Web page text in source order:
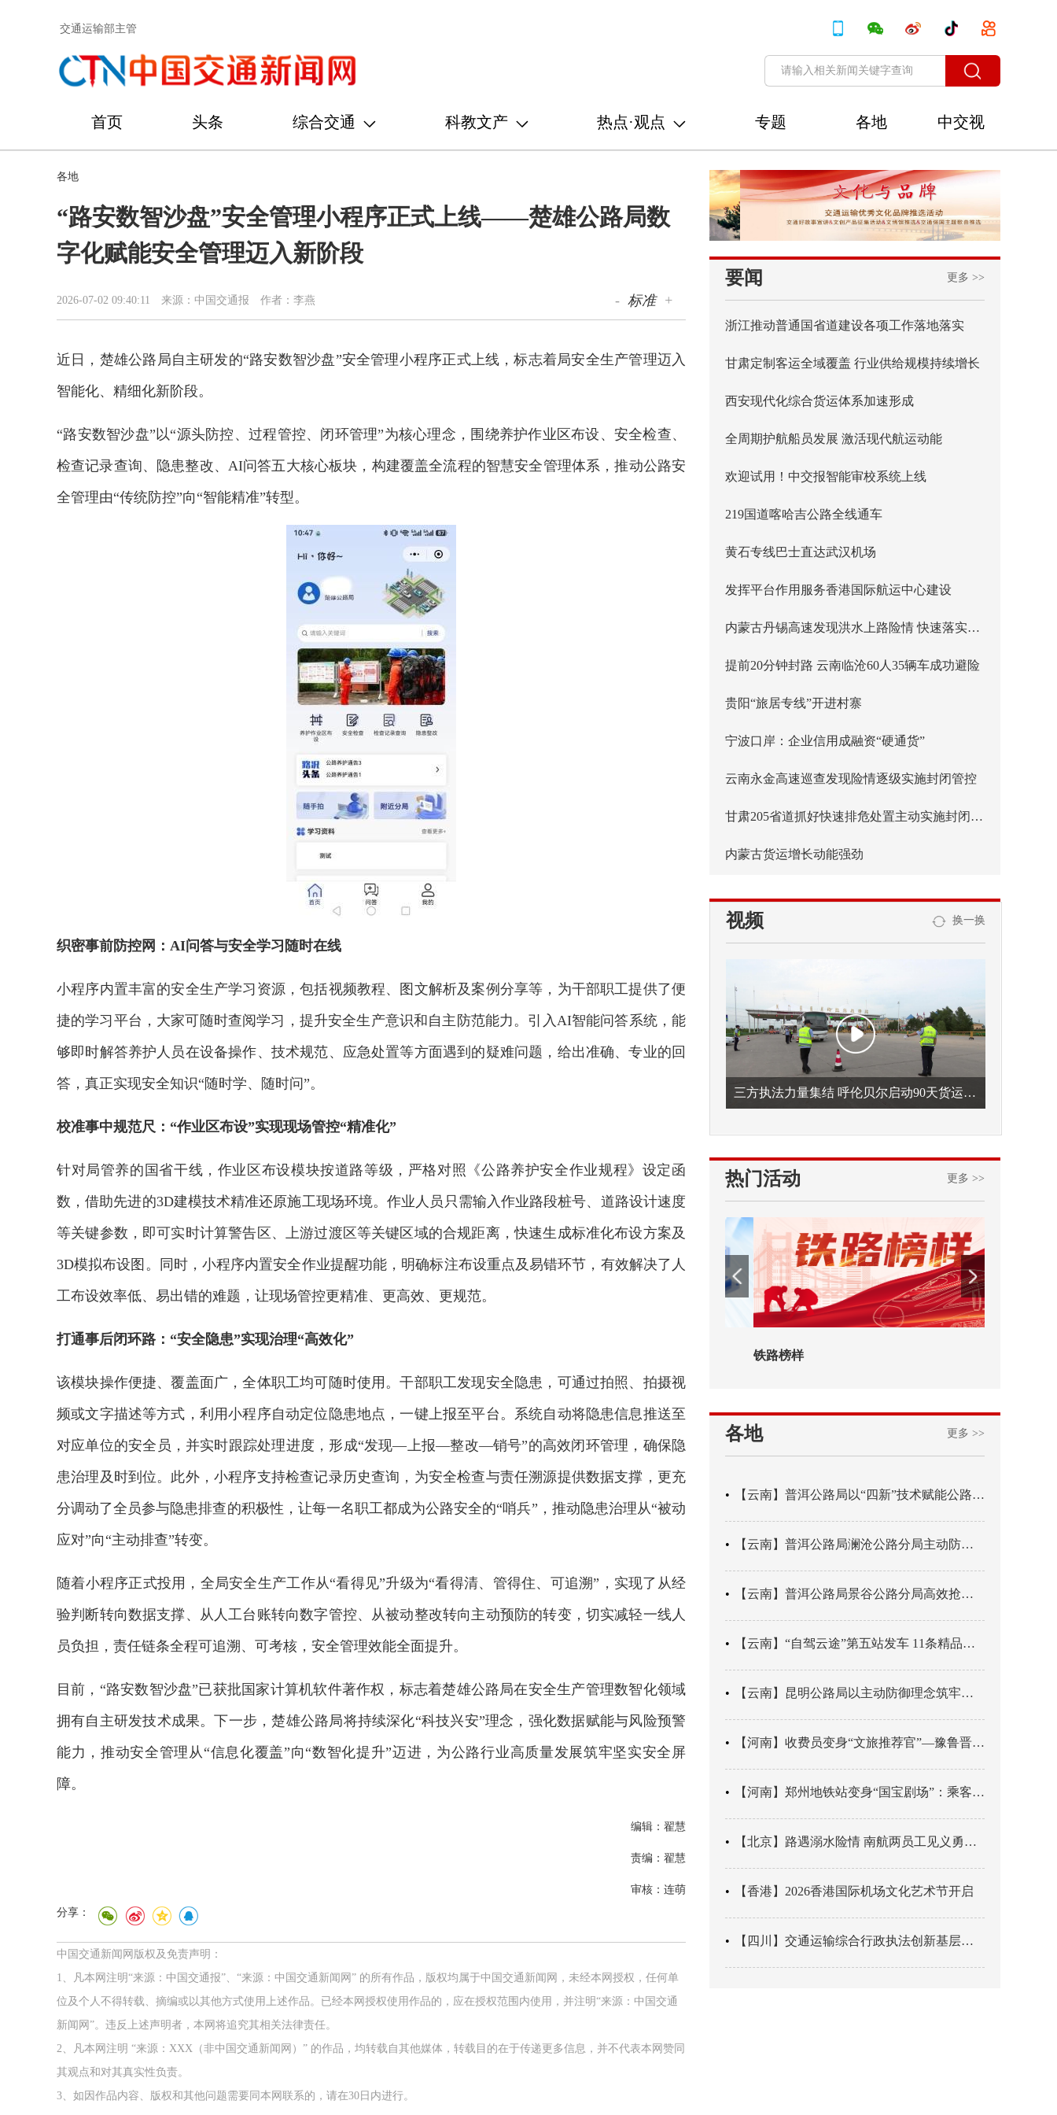
交通运输部主管
首页 头条 综合交通 科教文产 热点·观点 专题 各地
中交视
讯
各地
“路安数智沙盘”安全管理小程序正式上线——楚雄公路局数
字化赋能安全管理迈入新阶段
2026-07-02 09:40:11 来源：中国交通报 作者：李燕 - 标准 +
近日，楚雄公路局自主研发的“路安数智沙盘”安全管理小程序正式上线，标志着局安全生产管理迈入
智能化、精细化新阶段。
“路安数智沙盘”以“源头防控、过程管控、闭环管理”为核心理念，围绕养护作业区布设、安全检查、
检查记录查询、隐患整改、AI问答五大核心板块，构建覆盖全流程的智慧安全管理体系，推动公路安
全管理由“传统防控”向“智能精准”转型。
织密事前防控网：AI问答与安全学习随时在线
小程序内置丰富的安全生产学习资源，包括视频教程、图文解析及案例分享等，为干部职工提供了便
捷的学习平台，大家可随时查阅学习，提升安全生产意识和自主防范能力。引入AI智能问答系统，能
够即时解答养护人员在设备操作、技术规范、应急处置等方面遇到的疑难问题，给出准确、专业的回
答，真正实现安全知识“随时学、随时问”。
校准事中规范尺：“作业区布设”实现现场管控“精准化”
针对局管养的国省干线，作业区布设模块按道路等级，严格对照《公路养护安全作业规程》设定函
数，借助先进的3D建模技术精准还原施工现场环境。作业人员只需输入作业路段桩号、道路设计速度
等关键参数，即可实时计算警告区、上游过渡区等关键区域的合规距离，快速生成标准化布设方案及
3D模拟布设图。同时，小程序内置安全作业提醒功能，明确标注布设重点及易错环节，有效解决了人
工布设效率低、易出错的难题，让现场管控更精准、更高效、更规范。
打通事后闭环路：“安全隐患”实现治理“高效化”
该模块操作便捷、覆盖面广，全体职工均可随时使用。干部职工发现安全隐患，可通过拍照、拍摄视
频或文字描述等方式，利用小程序自动定位隐患地点，一键上报至平台。系统自动将隐患信息推送至
对应单位的安全员，并实时跟踪处理进度，形成“发现—上报—整改—销号”的高效闭环管理，确保隐
患治理及时到位。此外，小程序支持检查记录历史查询，为安全检查与责任溯源提供数据支撑，更充
分调动了全员参与隐患排查的积极性，让每一名职工都成为公路安全的“哨兵”，推动隐患治理从“被动
应对”向“主动排查”转变。
随着小程序正式投用，全局安全生产工作从“看得见”升级为“看得清、管得住、可追溯”，实现了从经
验判断转向数据支撑、从人工台账转向数字管控、从被动整改转向主动预防的转变，切实减轻一线人
员负担，责任链条全程可追溯、可考核，安全管理效能全面提升。
目前，“路安数智沙盘”已获批国家计算机软件著作权，标志着楚雄公路局在安全生产管理数智化领域
拥有自主研发技术成果。下一步，楚雄公路局将持续深化“科技兴安”理念，强化数据赋能与风险预警
能力，推动安全管理从“信息化覆盖”向“数智化提升”迈进，为公路行业高质量发展筑牢坚实安全屏
障。
编辑：翟慧
责编：翟慧
审核：连萌
分享：
中国交通新闻网版权及免责声明：
1、凡本网注明“来源：中国交通报”、“来源：中国交通新闻网” 的所有作品，版权均属于中国交通新闻网，未经本网授权，任何单
位及个人不得转载、摘编或以其他方式使用上述作品。已经本网授权使用作品的，应在授权范围内使用，并注明“来源：中国交通
新闻网”。违反上述声明者，本网将追究其相关法律责任。
2、凡本网注明 “来源：XXX（非中国交通新闻网）” 的作品，均转载自其他媒体，转载目的在于传递更多信息，并不代表本网赞同
其观点和对其真实性负责。
3、如因作品内容、版权和其他问题需要同本网联系的，请在30日内进行。
要闻 更多 >>
浙江推动普通国省道建设各项工作落地落实
甘肃定制客运全域覆盖 行业供给规模持续增长
西安现代化综合货运体系加速形成
全周期护航船员发展 激活现代航运动能
欢迎试用！中交报智能审校系统上线
219国道喀哈吉公路全线通车
黄石专线巴士直达武汉机场
发挥平台作用服务香港国际航运中心建设
内蒙古丹锡高速发现洪水上路险情 快速落实主线封闭管控
提前20分钟封路 云南临沧60人35辆车成功避险
贵阳“旅居专线”开进村寨
宁波口岸：企业信用成融资“硬通货”
云南永金高速巡查发现险情逐级实施封闭管控
甘肃205省道抓好快速排危处置主动实施封闭管控
内蒙古货运增长动能强劲
视频 换一换
三方执法力量集结 呼伦贝尔启动90天货运车辆违法专项整治
热门活动 更多 >>
铁路榜样
各地 更多 >>
【云南】普洱公路局以“四新”技术赋能公路养护
【云南】普洱公路局澜沧公路分局主动防御成功处置214国道山体崩塌险情
【云南】普洱公路局景谷公路分局高效抢通紧急送医村路
【云南】“自驾云途”第五站发车 11条精品线路串起全域风光
【云南】昆明公路局以主动防御理念筑牢汛期安全防线
【河南】收费员变身“文旅推荐官”—豫鲁晋四地市交旅融合让游客一下高速就“入戏”
【河南】郑州地铁站变身“国宝剧场”：乘客刚出车厢，就“入戏”千年
【北京】路遇溺水险情 南航两员工见义勇为科学施救
【香港】2026香港国际机场文化艺术节开启
【四川】交通运输综合行政执法创新基层辖区治理“4+3” 新模式